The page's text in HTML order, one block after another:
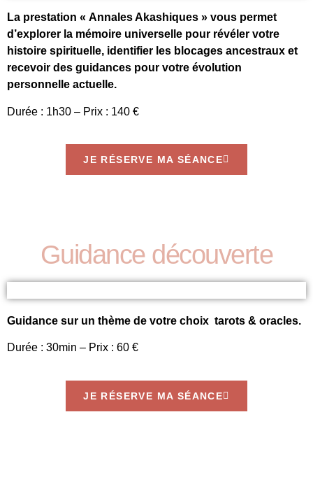
La prestation « Annales Akashiques » vous permet
d’explorer la mémoire universelle pour révéler votre
histoire spirituelle, identifier les blocages ancestraux et
recevoir des guidances pour votre évolution
personnelle actuelle.
Durée : 1h30 – Prix : 140 €
JE RÉSERVE MA SÉANCE
Guidance découverte
Guidance sur un thème de votre choix tarots & oracles.
Durée : 30min – Prix : 60 €
JE RÉSERVE MA SÉANCE